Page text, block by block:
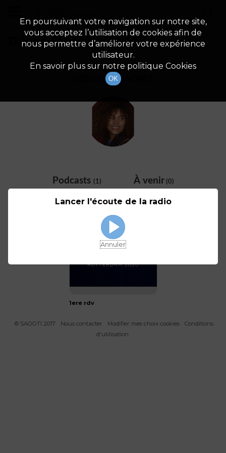
Détail De L'invité(e)
DÉBORAH GACHET
Podcasts (1) À venir(0)
1ere rdv
© SAOOTI 2017 Nous contacter Modifier mes choix cookies
Conditions
d'utilisation
En poursuivant votre navigation sur notre site,
vous acceptez l’utilisation de cookies afin de
nous permettre d’améliorer votre expérience
utilisateur.
En savoir plus sur notre politique Cookies
OK
Lancer l'écoute de la radio
Annuler